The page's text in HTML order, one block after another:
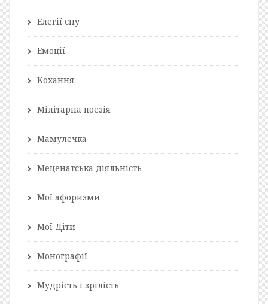
Елегії сну
Емоції
Кохання
Мілітарна поезія
Мамулечка
Меценатська діяльність
Мої афоризми
Мої Діти
Монографії
Мудрість і зрілість